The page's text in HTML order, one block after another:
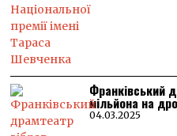
Франківський
мільйона на
04.03.2025